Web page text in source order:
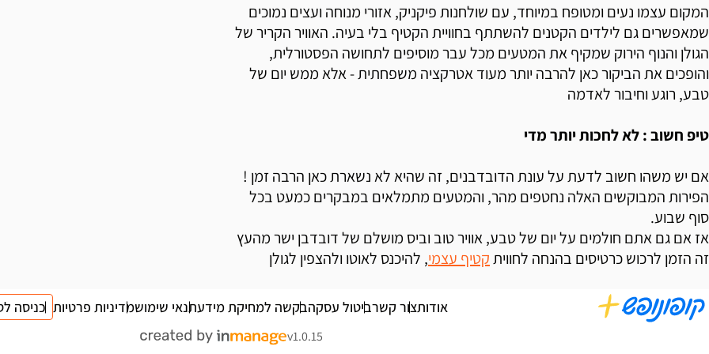
המקום עצמו נעים ומטופח במיוחד, עם שולחנות פיקניק, אזורי מנוחה ועצים נמוכים
שמאפשרים גם לילדים הקטנים להשתתף בחוויית הקטיף בלי בעיה. האוויר הקריר של
הגולן והנוף הירוק שמקיף את המטעים מכל עבר מוסיפים לתחושה הפסטורלית,
והופכים את הביקור כאן להרבה יותר מעוד אטרקציה משפחתית - אלא ממש יום של
טבע, רוגע וחיבור לאדמה
טיפ חשוב : לא לחכות יותר מדי
אם יש משהו חשוב לדעת על עונת הדובדבנים, זה שהיא לא נשארת כאן הרבה זמן !
הפירות המבוקשים האלה נחטפים מהר, והמטעים מתמלאים במבקרים כמעט בכל
סוף שבוע.
אז אם גם אתם חולמים על יום של טבע, אוויר טוב וביס מושלם של דובדבן ישר מהעץ
זה הזמן לרכוש כרטיסים בהנחה לחוויתקטיף עצמי, להיכנס לאוטו ולהצפין לגולן
אודותצור קשרביטול עסקהבקשה למחיקת מידעתנאי שימושמדיניות פרטיות כניסה
v1.0.15